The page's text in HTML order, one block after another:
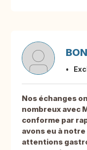
Nos échanges
nombreux avec
conforme par
avons eu à
attentions